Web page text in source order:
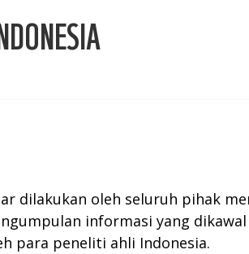
dilakukan oleh seluruh pihak
informasi yang
para peneliti ahli Indonesia.